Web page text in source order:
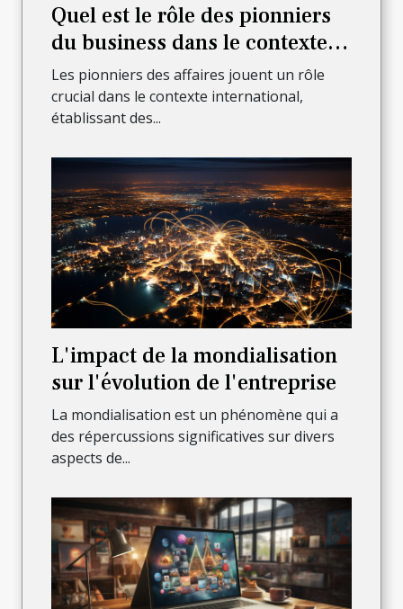
Quel est le rôle des pionniers
du business dans le contexte
international?
Les pionniers des affaires jouent un rôle
crucial dans le contexte international,
établissant des...
L'impact de la mondialisation
sur l'évolution de l'entreprise
La mondialisation est un phénomène qui a
des répercussions significatives sur divers
aspects de...